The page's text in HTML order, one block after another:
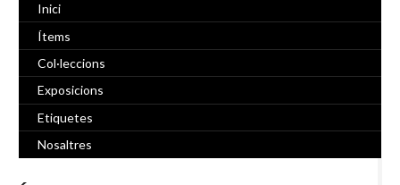
Inici
Ítems
Col·leccions
Exposicions
Etiquetes
Nosaltres